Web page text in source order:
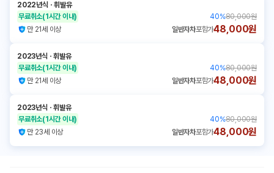
2022년식 ㆍ휘발유
무료취소(1시간 이내) 40%80,000원
만 21세 이상
일반자차포함가48,000원
2023년식 ㆍ휘발유
무료취소(1시간 이내) 40%80,000원
만 21세 이상
일반자차포함가48,000원
2023년식 ㆍ휘발유
무료취소(1시간 이내) 40%80,000원
만 23세 이상
일반자차포함가48,000원